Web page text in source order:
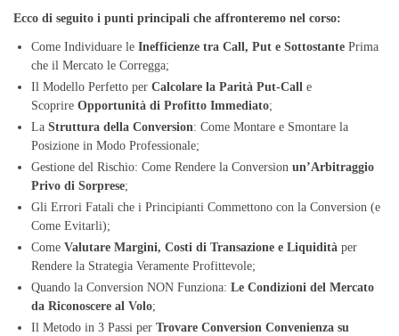
Ecco di seguito i punti principali che affronteremo nel corso:
Come Individuare le Inefficienze tra Call, Put e Sottostante Prima
che il Mercato le Corregga;
Il Modello Perfetto per Calcolare la Parità Put-Call e
Scoprire Opportunità di Profitto Immediato;
La Struttura della Conversion: Come Montare e Smontare la
Posizione in Modo Professionale;
Gestione del Rischio: Come Rendere la Conversion un’Arbitraggio
Privo di Sorprese;
Gli Errori Fatali che i Principianti Commettono con la Conversion (e
Come Evitarli);
Come Valutare Margini, Costi di Transazione e Liquidità per
Rendere la Strategia Veramente Profittevole;
Quando la Conversion NON Funziona: Le Condizioni del Mercato
da Riconoscere al Volo;
Il Metodo in 3 Passi per Trovare Conversion Convenienza su